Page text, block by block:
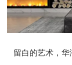
留白的艺术，华